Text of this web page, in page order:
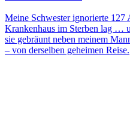
Meine Schwester ignorierte
Krankenhaus im Sterben lag …
sie gebräunt neben meinem
– von derselben geheimen Reise.